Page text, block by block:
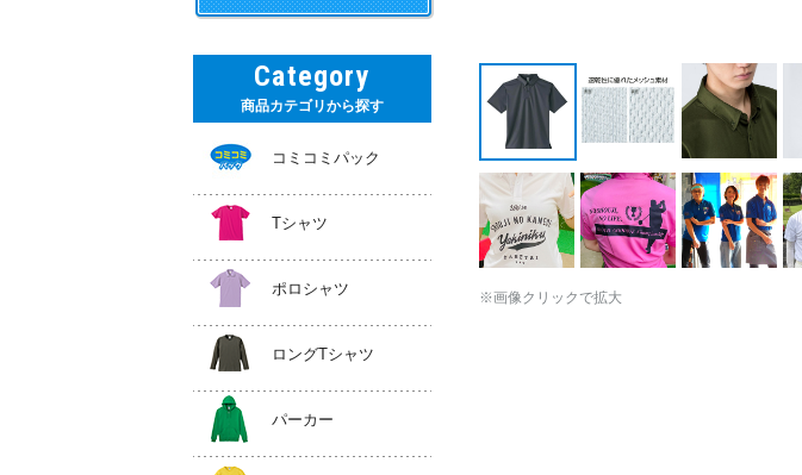
Category
商品カテゴリから探す
コミコミパック
Tシャツ
ポロシャツ
ロングTシャツ
パーカー
×H36mm 背中プリントサイズ:W200mm×H146mm
※画像クリックで拡大